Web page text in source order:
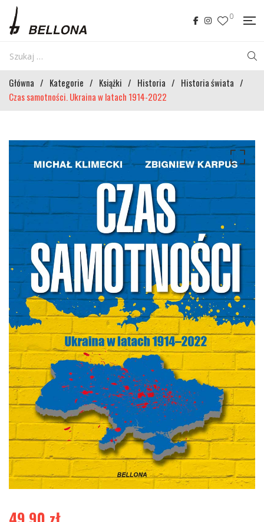
0
Główna / Kategorie / Książki / Historia / Historia świata /
Czas samotności. Ukraina w latach 1914-2022